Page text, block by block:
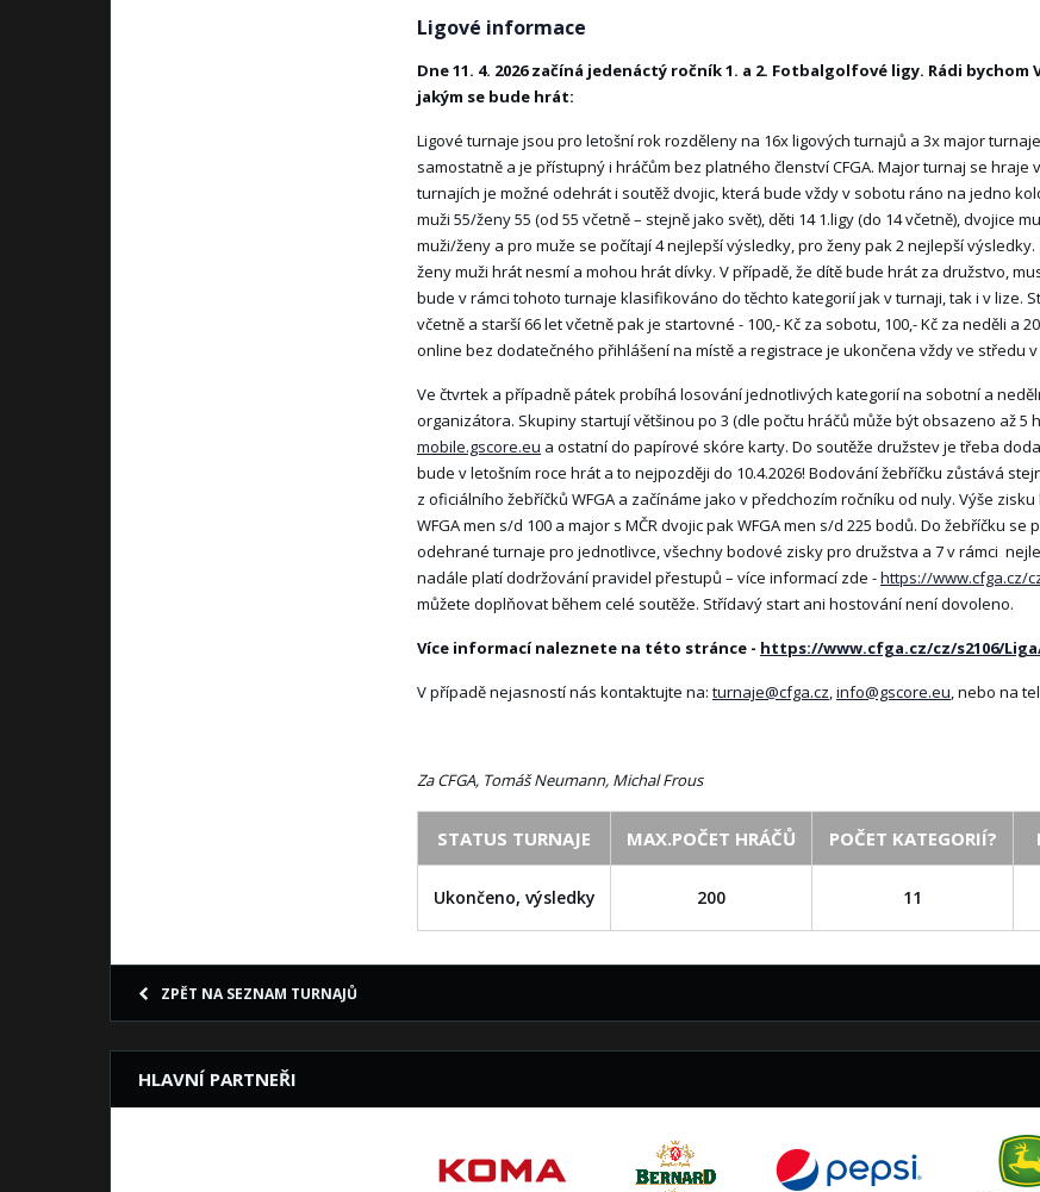
Ligové informace
Dne 11. 4. 2026 začíná jedenáctý ročník 1. a 2. Fotbalgolfové ligy. Rádi
jakým se bude hrát:
Ligové turnaje jsou pro letošní rok rozděleny na 16x ligových turnajů a 3x major
samostatně a je přístupný i hráčům bez platného členství CFGA. Major turnaj se hraje
turnajích je možné odehrát i soutěž dvojic, která bude vždy v sobotu ráno na jedno
muži 55/ženy 55 (od 55 včetně – stejně jako svět), děti 14 1.ligy (do 14 včetně), dvojice
muži/ženy a pro muže se počítají 4 nejlepší výsledky, pro ženy pak 2 nejlepší
ženy muži hrát nesmí a mohou hrát dívky. V případě, že dítě bude hrát za družstvo,
bude v rámci tohoto turnaje klasifikováno do těchto kategorií jak v turnaji, tak i v lize.
včetně a starší 66 let včetně pak je startovné - 100,- Kč za sobotu, 100,- Kč za neděli a
online bez dodatečného přihlášení na místě a registrace je ukončena vždy ve středu
Ve čtvrtek a případně pátek probíhá losování jednotlivých kategorií na sobotní a
organizátora. Skupiny startují většinou po 3 (dle počtu hráčů může být obsazeno až
mobile.gscore.eu a ostatní do papírové skóre karty. Do soutěže družstev je třeba
bude v letošním roce hrát a to nejpozději do 10.4.2026! Bodování žebříčku zůstává
z oficiálního žebříčků WFGA a začínáme jako v předchozím ročníku od nuly. Výše
WFGA men s/d 100 a major s MČR dvojic pak WFGA men s/d 225 bodů. Do žebříčku
odehrané turnaje pro jednotlivce, všechny bodové zisky pro družstva a 7 v rámci
nadále platí dodržování pravidel přestupů – více informací zde -https://www.cfga.cz/
můžete doplňovat během celé soutěže. Střídavý start ani hostování není dovoleno.
Více informací naleznete na této stránce - https://www.cfga.cz/cz/s2106/Liga/
V případě nejasností nás kontaktujte na: turnaje@cfga.cz,info@gscore.eu, nebo na
Za CFGA, Tomáš Neumann, Michal Frous
STATUS TURNAJE MAX.POČET HRÁČŮ POČET KATEGORIÍ?
Ukončeno, výsledky 200 11
ZPĚT NA SEZNAM TURNAJŮ
HLAVNÍ PARTNEŘI